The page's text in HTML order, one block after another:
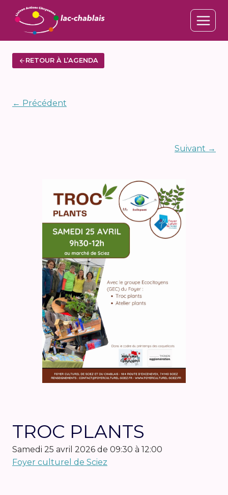
contenu
RETOUR À L’AGENDA
← Précédent
Suivant →
TROC PLANTS
samedi 25 avril 2026 de 09:30 à 12:00
Foyer culturel de Sciez